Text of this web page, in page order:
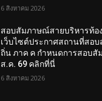
6 สิงหาคม 2026
สอบสัมภาษณ์สายบริหารท้อ
เว็บไซต์ประกาศสถานที่สอบ
ถิ่น ภาค ค กำหนดการสอบสั
ส.ค. 69 คลิกที่นี่
6 สิงหาคม 2026